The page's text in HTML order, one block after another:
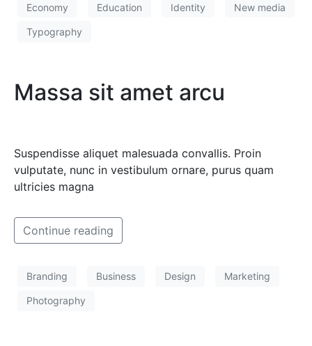
Economy Education Identity New media
Typography
Massa sit amet arcu
Suspendisse aliquet malesuada convallis. Proin
vulputate, nunc in vestibulum ornare, purus quam
ultricies magna
Continue reading
Branding Business Design Marketing
Photography